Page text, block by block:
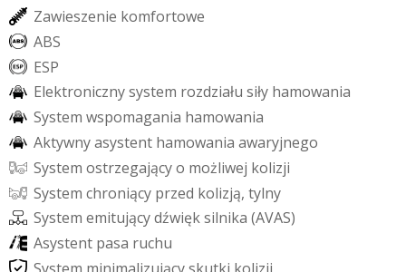
Zawieszenie komfortowe
ABS
ESP
Elektronicznysystem rozdziału siły hamowania
System wspomagania hamowania
Aktywnyasystent hamowania awaryjnego
System ostrzegającyo możliwej kolizji
System chroniący przed kolizją, tylny
System emitującydźwięksilnika (AVAS)
Asystent pasa ruchu